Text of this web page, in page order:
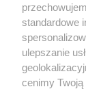
standardowe
ulepszanie
cenimy